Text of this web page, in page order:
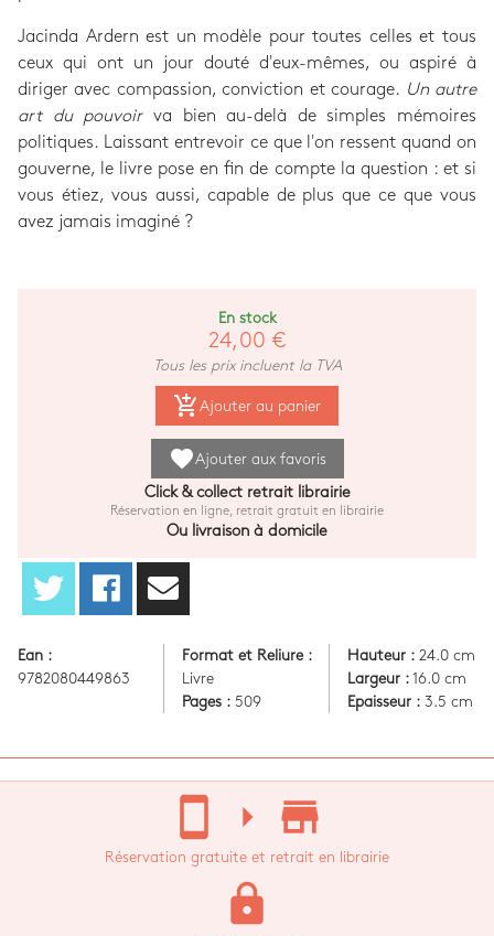
Jacinda Ardern est un modèle pour toutes celles et tous
ceux qui ont un jour douté d'eux-mêmes, ou aspiré à
diriger avec compassion, conviction et courage. Un autre
art du pouvoirva bien au-delà de simples mémoires
politiques. Laissant entrevoir ce que l'on ressent quand on
gouverne, le livre pose en fin de compte la question : et si
vous étiez, vous aussi, capable de plus que ce que vous
avez jamais imaginé ?
En stock
24,00 €
Tous les prix incluent la TVA
add_shopping_cart Ajouter au panier
favoriteAjouter aux favoris
Click & collect retrait librairie
Réservation en ligne, retrait gratuit en librairie
Ou livraison à domicile
Ean :
9782080449863
Format et Reliure :
Livre
Pages : 509
Hauteur :24.0 cm
Largeur :16.0 cm
Epaisseur :3.5 cm
stay_current_portrait arrow_right store_mall_directory
Réservation gratuite et retrait en librairie
lock